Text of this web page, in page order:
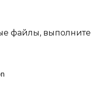
файлы, выполните